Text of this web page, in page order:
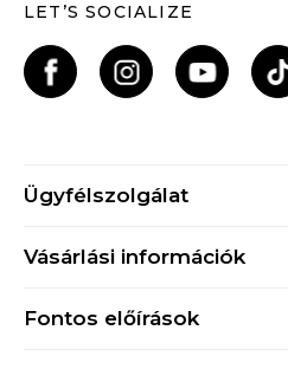
LET’S SOCIALIZE
Ügyfélszolgálat
online@buzzsneakers.hu
Vásárlási információk
Fontos előírások